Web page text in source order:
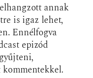
annak
is igaz lehet,
Ennélfogva
epizód